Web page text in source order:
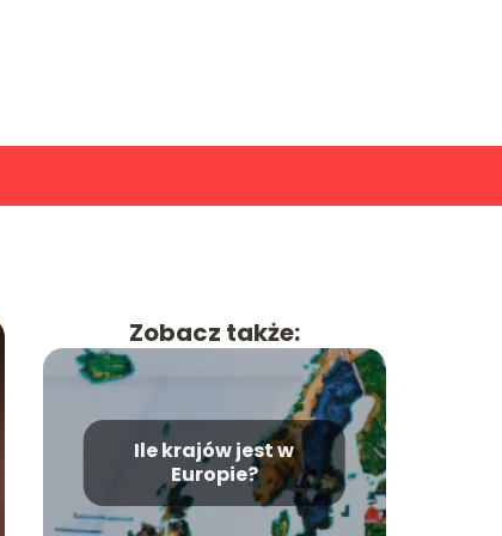
Zobacz także:
Ile krajów jest w
Europie?